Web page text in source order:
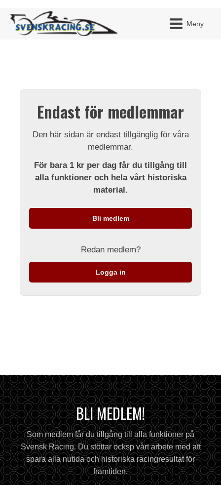
Meny
Endast för medlemmar
Den här sidan är endast tillgänglig för våra
medlemmar.
För bara 1 kr per dag får du tillgång till
alla funktioner och hela vårt historiska
material.
Bli medlem
Redan medlem?
Logga in
BLI MEDLEM!
Som medlem får du tillgång till alla funktioner på
Svensk Racing. Du stöttar ocksp vårt arbete med att
spara alla nutida och historiska racingresultat för
framtiden.